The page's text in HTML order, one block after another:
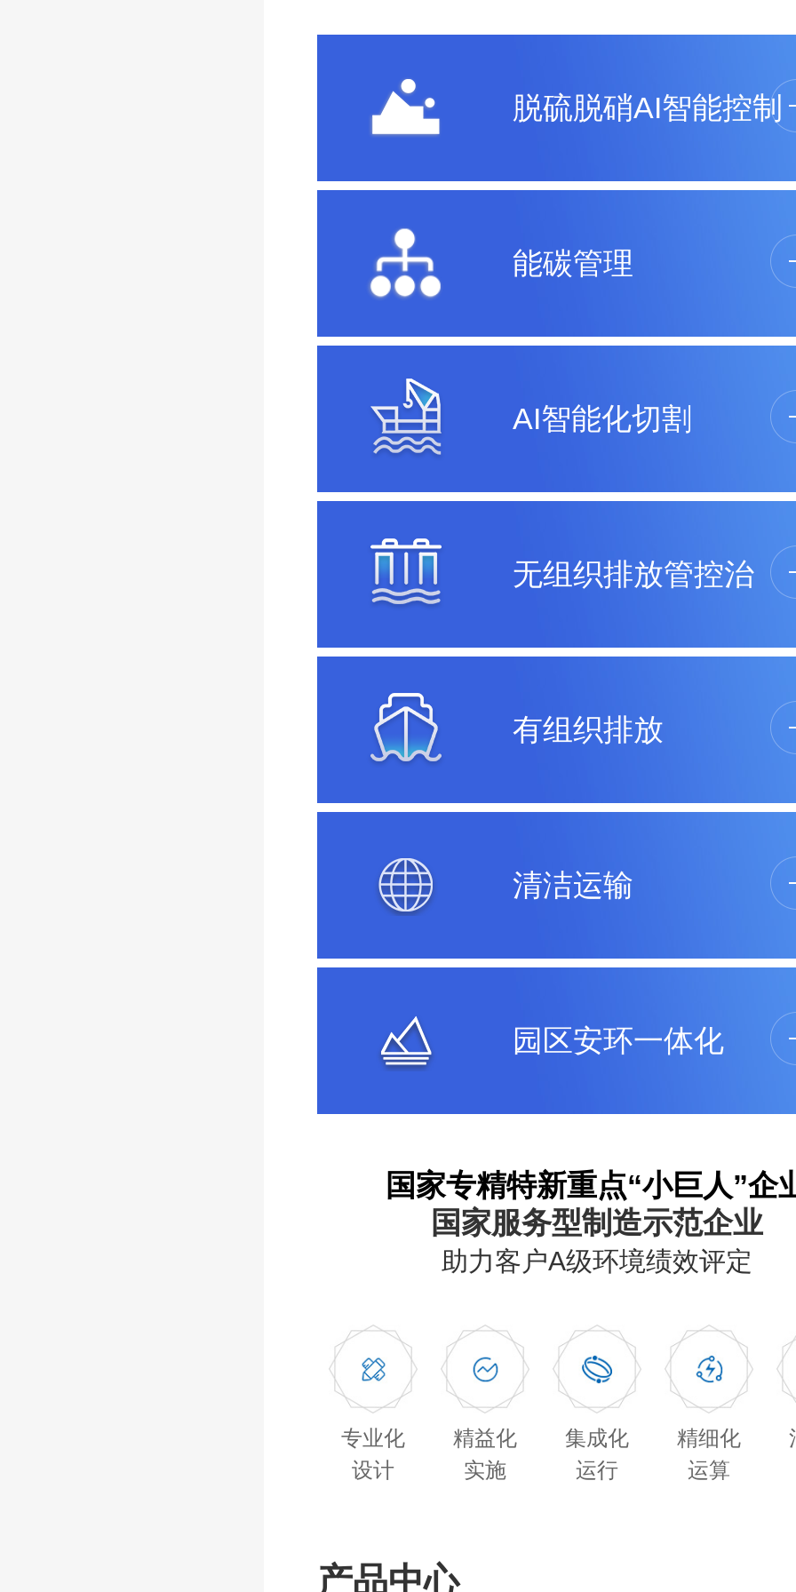
脱硫脱硝AI智能控制
能碳管理
AI智能化切割
无组织排放管控治
有组织排放
清洁运输
园区安环一体化
国家专精特新重点“小巨人”企
国家服务型制造示范企业
助力客户A级环境绩效评定
专业化
设计
精益化
实施
集成化
运行
精细化
运算
产品中心